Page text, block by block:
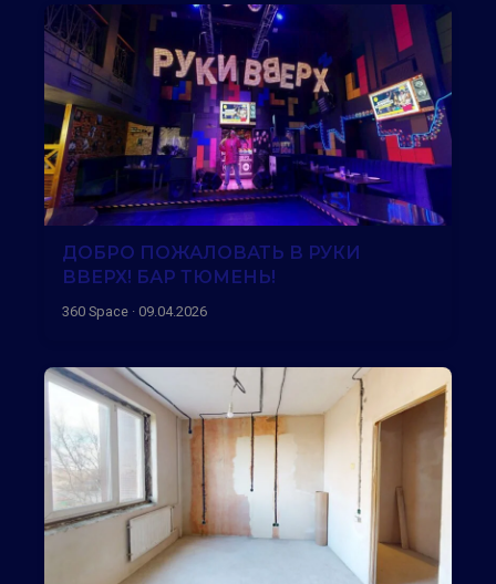
ДОБРО ПОЖАЛОВАТЬ В РУКИ
ВВЕРХ! БАР ТЮМЕНЬ!
360 Space · 09.04.2026